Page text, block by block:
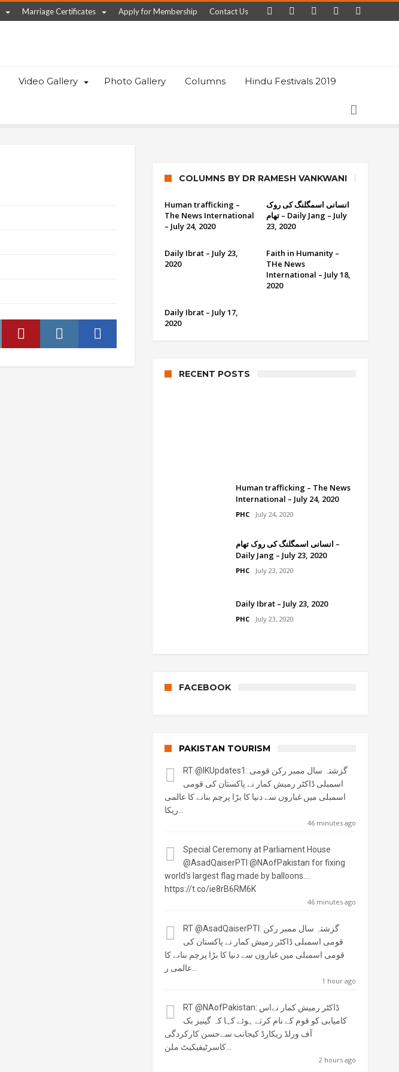
Marriage Certificates Apply for Membership Contact Us
Video Gallery Photo Gallery Columns Hindu Festivals 2019
COLUMNS BY DR RAMESH VANKWANI
Human trafficking –
The News International
– July 24, 2020
انسانی اسمگلنگ کی روک
تھام – Daily Jang – July
23, 2020
Daily Ibrat – July 23,
2020
Faith in Humanity –
THe News
International – July 18,
2020
Daily Ibrat – July 17,
2020
RECENT POSTS
Human trafficking – The News
International – July 24, 2020
PHC July 24, 2020
انسانی اسمگلنگ کی روک تھام –
Daily Jang – July 23, 2020
PHC July 23, 2020
Daily Ibrat – July 23, 2020
PHC July 23, 2020
FACEBOOK
PAKISTAN TOURISM
RT@IKUpdates1 : گزشتہ سال ممبر رکن قومی
اسمبلی ڈاکٹر رمیش کمار نے پاکستان کی قومی
اسمبلی میں غباروں سے دنیا کا بڑا پرچم بنانے کا عالمی
46 minutes ago
Special Ceremony at Parliament House
@AsadQaiserPTI @NAofPakistan for fixing
world's largest flag made by balloons.…
https://t.co/ie8rB6RM6K
46 minutes ago
RT@AsadQaiserPTI : گزشتہ سال ممبر رکن
قومی اسمبلی ڈاکٹر رمیش کمار نے پاکستان کی
قومی اسمبلی میں غباروں سے دنیا کا بڑا پرچم بنانے کا
1 hour ago
RT@NAofPakistan: ڈاکٹر رمیش کمار نےاس
کامیابی کو قوم کے نام کرتے ہوئے کہا کہ گینیز بک
آف ورلڈ ریکارڈ کیجانب سےحسن کارکردگی
2 hours ago